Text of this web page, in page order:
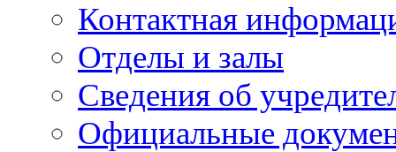
Контактная
Отделы и залы
Сведения об
Официальные